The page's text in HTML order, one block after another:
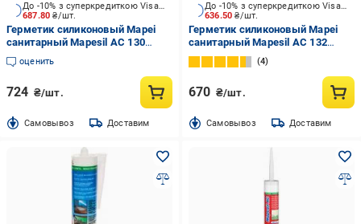
687.80₴/шт.
До -10% з суперкредиткою Visa Вигода
Герметик силиконовый Mapei
санитарный Mapesil AC 130
жасмин 310 мл
оценить
724 ₴/шт.
Cамовывоз Доставим
636.50₴/шт.
До -10% з суперкредиткою Visa Вигода
Герметик силиконовый Mapei
санитарный Mapesil AC 132
бежевый 310 мл
4
670 ₴/шт.
Cамовывоз Доставим